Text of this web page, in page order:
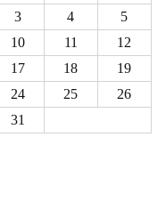
3 4
5
10 11
12
17 18
19
24 25
26
31